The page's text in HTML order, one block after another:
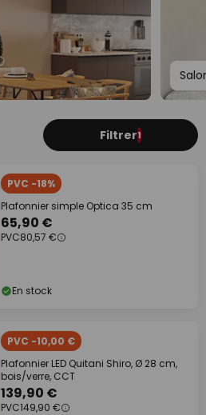
Filtrer1
PVC -18%
Plafonnier simple Optica 35 cm
65,90 €
PVC80,57 €
En stock
PVC -10,00 €
Plafonnier LED Quitani Shiro, Ø 28 cm,
bois/verre, CCT
139,90 €
PVC149,90 €